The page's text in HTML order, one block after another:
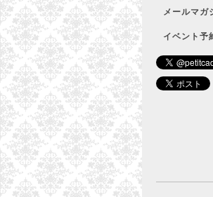
メールマガ
イベント予